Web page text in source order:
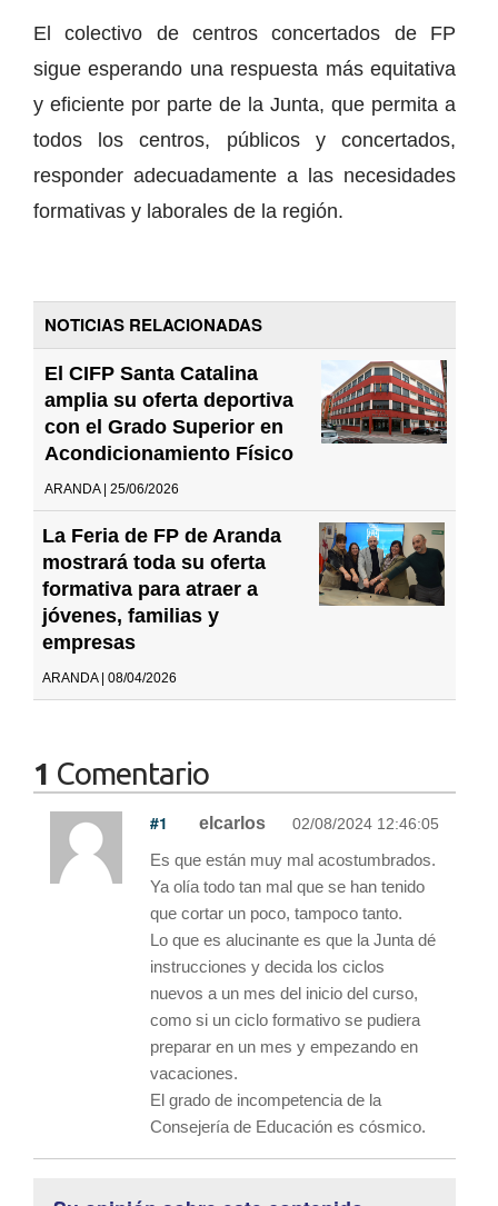
El colectivo de centros concertados de FP
sigue esperando una respuesta más equitativa
y eficiente por parte de la Junta, que permita a
todos los centros, públicos y concertados,
responder adecuadamente a las necesidades
formativas y laborales de la región.
NOTICIAS RELACIONADAS
El CIFP Santa Catalina
amplia su oferta deportiva
con el Grado Superior en
Acondicionamiento Físico
ARANDA | 25/06/2026
La Feria de FP de Aranda
mostrará toda su oferta
formativa para atraer a
jóvenes, familias y
empresas
ARANDA | 08/04/2026
1 Comentario
#1 elcarlos 02/08/2024 12:46:05
Es que están muy mal acostumbrados.
Ya olía todo tan mal que se han tenido
que cortar un poco, tampoco tanto.
Lo que es alucinante es que la Junta dé
instrucciones y decida los ciclos
nuevos a un mes del inicio del curso,
como si un ciclo formativo se pudiera
preparar en un mes y empezando en
vacaciones.
El grado de incompetencia de la
Consejería de Educación es cósmico.